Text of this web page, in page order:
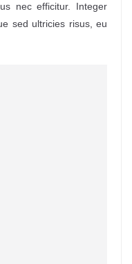
nec efficitur. Integer
sed ultricies risus, eu